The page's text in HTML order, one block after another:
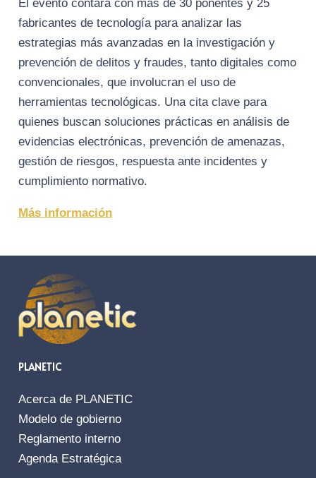
El evento contará con más de 30 ponentes y 25
fabricantes de tecnología para analizar las
estrategias más avanzadas en la investigación y
prevención de delitos y fraudes, tanto digitales como
convencionales, que involucran el uso de
herramientas tecnológicas. Una cita clave para
quienes buscan soluciones prácticas en análisis de
evidencias electrónicas, prevención de amenazas,
gestión de riesgos, respuesta ante incidentes y
cumplimiento normativo.
Más información
PLANETIC
Acerca de PLANETIC
Modelo de gobierno
Reglamento interno
Agenda Estratégica